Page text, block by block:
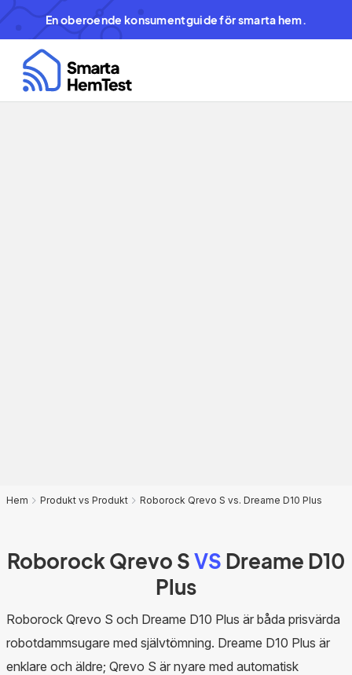
En oberoende konsumentguide för smarta hem.
Hem Produkt vs Produkt Roborock Qrevo S vs. Dreame D10 Plus
Roborock Qrevo SVS Dreame D10
Plus
Roborock Qrevo S och Dreame D10 Plus är båda prisvärda
robotdammsugare med självtömning. Dreame D10 Plus är
enklare och äldre; Qrevo S är nyare med automatisk